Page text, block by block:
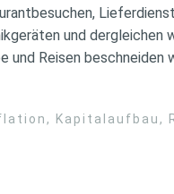
und dergleichen
und Reisen beschneiden
, Kapitalaufbau ,